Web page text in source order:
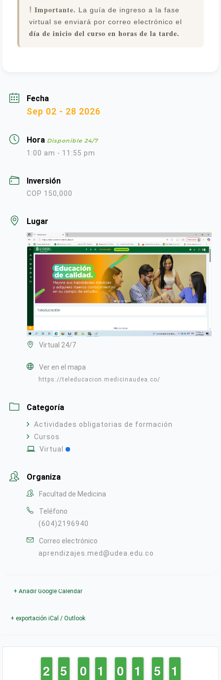
! Importante. La guía de ingreso a la fase
virtual se enviará por correo electrónico el
día de inicio del curso en horas de la tarde.
Fecha
Sep 02 - 28 2026
Hora Disponible 24/7
1:00 am - 11:55 pm
Inversión
COP 150,000
Lugar
Virtual 24/7
Ver en el mapa
https://teleducacion.medicinaudea.co/
Categoría
Actividades obligatorias de formación
Cursos
Virtual
Organiza
Facultad de Medicina
Teléfono
(604)2196940
Correo electrónico
aprendizajes.med@udea.edu.co
+ Añadir Google Calendar
+ exportación iCal / Outlook
1
1
2
2 4
4
5
5 9
9
0
0 1
1
1
1 9
9
0
0 1
1
1
1 4
4
5
5 1
0
0